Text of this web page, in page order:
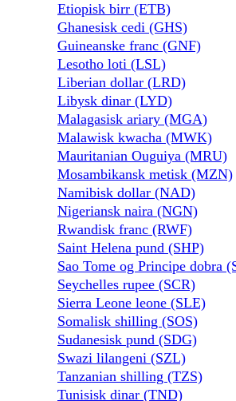
Etiopisk birr (ETB)
Ghanesisk cedi (GHS)
Guineanske franc (GNF)
Lesotho loti (LSL)
Liberian dollar (LRD)
Libysk dinar (LYD)
Malagasisk ariary (MGA)
Malawisk kwacha (MWK)
Mauritanian Ouguiya (MRU)
Mosambikansk metisk (MZN)
Namibisk dollar (NAD)
Nigeriansk naira (NGN)
Rwandisk franc (RWF)
Saint Helena pund (SHP)
Sao Tome og Principe dobra
Seychelles rupee (SCR)
Sierra Leone leone (SLE)
Somalisk shilling (SOS)
Sudanesisk pund (SDG)
Swazi lilangeni (SZL)
Tanzanian shilling (TZS)
Tunisisk dinar (TND)